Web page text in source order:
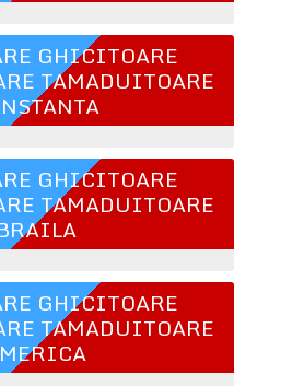
GHICITOARE
TAMADUITOARE
GHICITOARE
TAMADUITOARE
GHICITOARE
TAMADUITOARE